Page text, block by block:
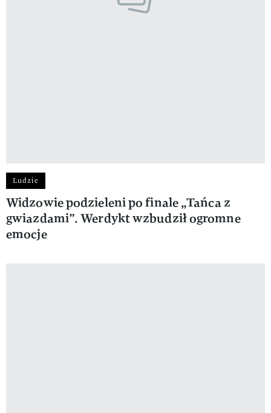
Ludzie
Widzowie podzieleni po finale „Tańca z
gwiazdami”. Werdykt wzbudził ogromne
emocje